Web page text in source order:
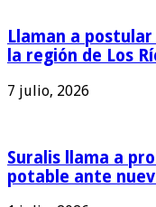
Llaman a
la región de Los
7 julio, 2026
Suralis llama a
potable ante